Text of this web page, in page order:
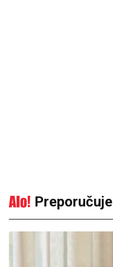
Preporučuje